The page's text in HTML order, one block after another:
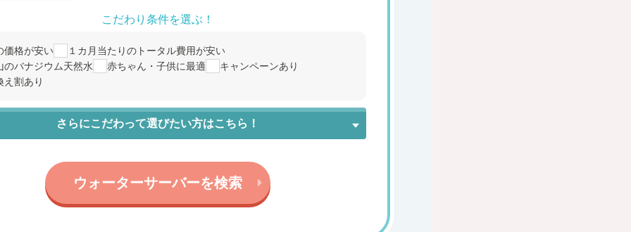
こだわり条件を選ぶ！
価格が安い
１カ月当たりのトータル費用が安い
のバナジウム天然水
赤ちゃん・子供に最適
キャンペーンあり
え割あり
さらにこだわって選びたい方はこちら！
ウォーターサーバーを検索